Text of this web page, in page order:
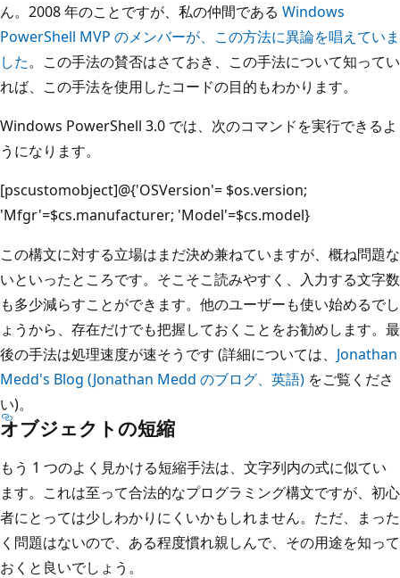
ん。2008 年のことですが、私の仲間である Windows
PowerShell MVP のメンバーが、この方法に異論を唱えていま
した。この手法の賛否はさておき、この手法について知ってい
れば、この手法を使用したコードの目的もわかります。
Windows PowerShell 3.0 では、次のコマンドを実行できるよ
うになります。
[pscustomobject]@{'OSVersion'= $os.version;
'Mfgr'=$cs.manufacturer; 'Model'=$cs.model}
この構文に対する立場はまだ決め兼ねていますが、概ね問題な
いといったところです。そこそこ読みやすく、入力する文字数
も多少減らすことができます。他のユーザーも使い始めるでし
ょうから、存在だけでも把握しておくことをお勧めします。最
後の手法は処理速度が速そうです (詳細については、 Jonathan
Medd's Blog (Jonathan Medd のブログ、英語) をご覧くださ
い)。
オブジェクトの短縮
もう 1 つのよく見かける短縮手法は、文字列内の式に似てい
ます。これは至って合法的なプログラミング構文ですが、初心
者にとっては少しわかりにくいかもしれません。ただ、まった
く問題はないので、ある程度慣れ親しんで、その用途を知って
おくと良いでしょう。